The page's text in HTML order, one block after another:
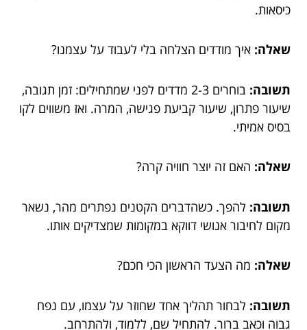
כיסאות.
שאלה: איך מודדים הצלחה בלי לעבוד על עצמנו?
תשובה:
בוחרים 2-3 מדדים לפני שמתחילים: זמן תגובה,
שיעור פתרון, שיעור קביעת פגישה, המרה. ואז משווים לקו
בסיס אמיתי.
שאלה: האם זה יוצר חוויה קרה?
תשובה: להפך. כשהדברים הקטנים נפתרים מהר, נשאר
מקום לחיבור אנושי דווקא במקומות שמצדיקים אותו.
שאלה: מה הצעד הראשון הכי חכם?
תשובה: לבחור תהליך אחד שחוזר על עצמו, עם נפח
גבוה וכאב ברור. להתחיל שם, ללמוד, ולהתרחב.